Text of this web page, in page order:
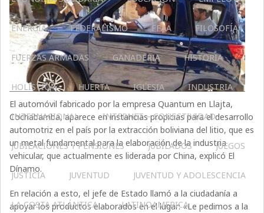
ENERGÍA FEDERALISMO FFAA FILOSOFÍA
FUERZAS ARMADAS GANADERIA HISTORIA
HOLÍSTICA HUERTA IGLESIA INDUSTRIA
INTERNACIONAL INTERNET – CONECTIVIDAD
JUBILACIONES Y PENSIONES JUBILADOS JUEGOS
JUSTICIA JUVENTUD JUVENTUD Y ADOLESCENCIA
LA COSTA ATLÁNTICA LATINOAMERICA
El automóvil fabricado por la empresa Quantum en Llajta,
Cochabamba, aparece en instancias propicias para el desarrollo
automotriz en el país por la extracción boliviana del litio, que es
un metal fundamental para la elaboración de la industria
vehicular, que actualmente es liderada por China, explicó El
Dínamo.
En relación a esto, el jefe de Estado llamó a la ciudadanía a
apoyar los productos elaborados en el lugar: «Le pedimos a la